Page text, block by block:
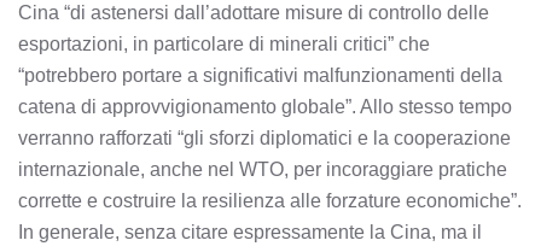
Cina “di astenersi dall’adottare misure di controllo delle
esportazioni, in particolare di minerali critici” che
“potrebbero portare a significativi malfunzionamenti della
catena di approvvigionamento globale”. Allo stesso tempo
verranno rafforzati “gli sforzi diplomatici e la cooperazione
internazionale, anche nel WTO, per incoraggiare pratiche
corrette e costruire la resilienza alle forzature economiche”.
In generale, senza citare espressamente la Cina, ma il